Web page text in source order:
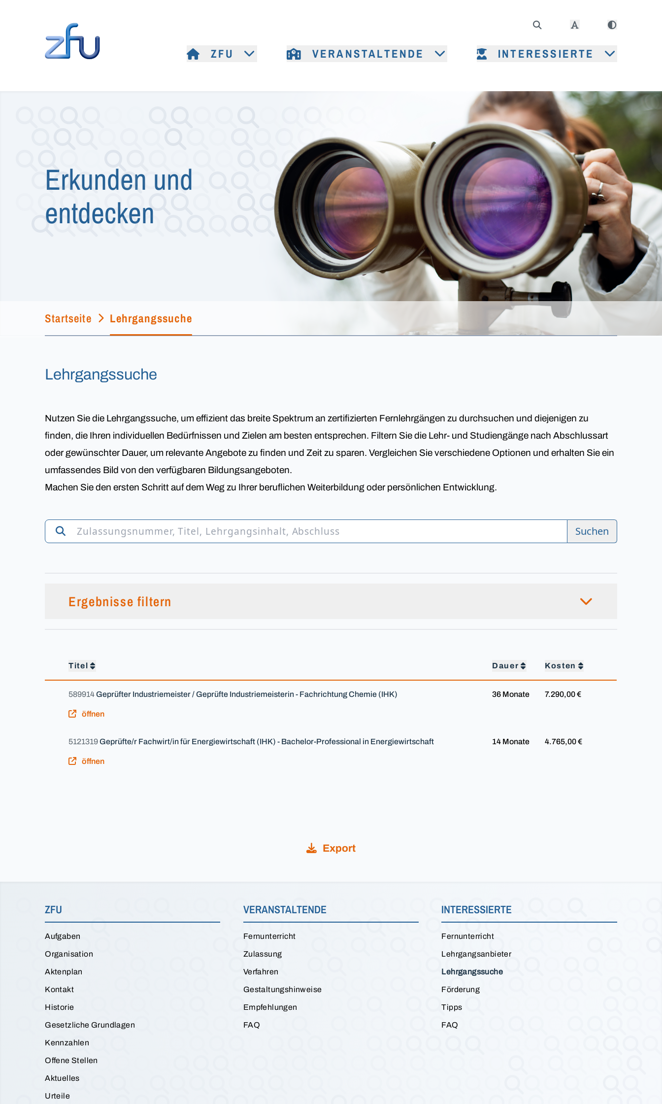
ZFU VERANSTALTENDE INTERESSIERTE
Erkunden und
entdecken
Startseite Lehrgangssuche
Lehrgangssuche
Nutzen Sie die Lehrgangssuche, um effizient das breite Spektrum an zertifizierten Fernlehrgängen zu durchsuchen und diejenigen zu
finden, die Ihren individuellen Bedürfnissen und Zielen am besten entsprechen. Filtern Sie die Lehr- und Studiengänge nach Abschlussart
oder gewünschter Dauer, um relevante Angebote zu finden und Zeit zu sparen. Vergleichen Sie verschiedene Optionen und erhalten Sie ein
umfassendes Bild von den verfügbaren Bildungsangeboten.
Machen Sie den ersten Schritt auf dem Weg zu Ihrer beruflichen Weiterbildung oder persönlichen Entwicklung.
Suchen
Ergebnisse filtern
Titel Dauer Kosten
589914Geprüfter Industriemeister / Geprüfte Industriemeisterin - Fachrichtung Chemie (IHK)
öffnen
36 Monate 7.290,00 €
5121319Geprüfte/r Fachwirt/in für Energiewirtschaft (IHK) - Bachelor-Professional in Energiewirtschaft
öffnen
14 Monate 4.765,00 €
Export
ZFU
Aufgaben
Organisation
Aktenplan
Kontakt
Historie
Gesetzliche Grundlagen
Kennzahlen
Offene Stellen
Aktuelles
Urteile
VERANSTALTENDE
Fernunterricht
Zulassung
Verfahren
Gestaltungshinweise
Empfehlungen
FAQ
INTERESSIERTE
Fernunterricht
Lehrgangsanbieter
Lehrgangssuche
Förderung
Tipps
FAQ